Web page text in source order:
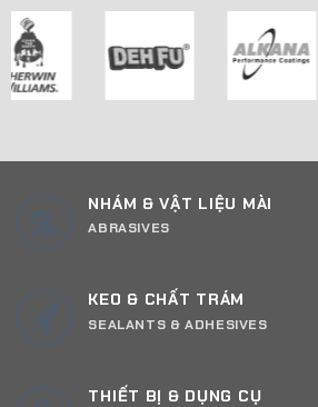
NHÁM & VẬT LIỆU MÀI
ABRASIVES
KEO & CHẤT TRÁM
SEALANTS & ADHESIVES
THIẾT BỊ & DỤNG CỤ